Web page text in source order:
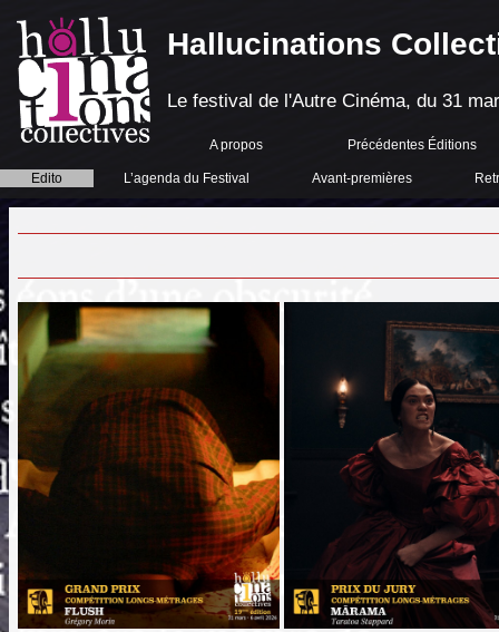
Hallucinations
Le festival de l'Autre Cinéma, du 31
A propos Précédentes Éditions
Edito L’agenda du Festival Avant-premières